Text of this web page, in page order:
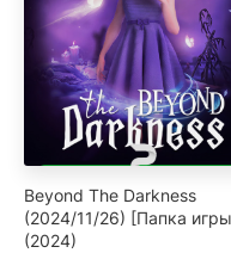
Beyond The Darkness
(2024/11/26) [Папка
(2024)